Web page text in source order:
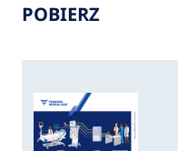
POBIERZ